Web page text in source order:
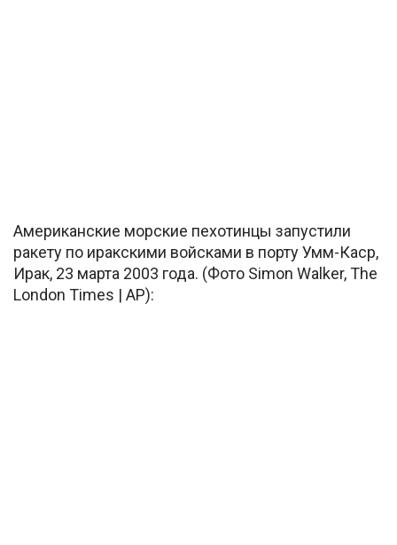
Американские морские пехотинцы запустили
ракету по иракскими войсками в порту Умм-Каср,
Ирак, 23 марта 2003 года. (Фото Simon Walker, The
London Times | AP):